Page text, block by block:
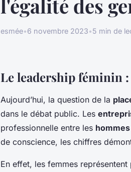
l'égalité des
esmée•6 novembre 2023•5 min de
Le leadership féminin
Aujourd’hui, la question de la
dans le débat public. Les
professionnelle entre les hommes
de conscience, les chiffres
En effet, les femmes